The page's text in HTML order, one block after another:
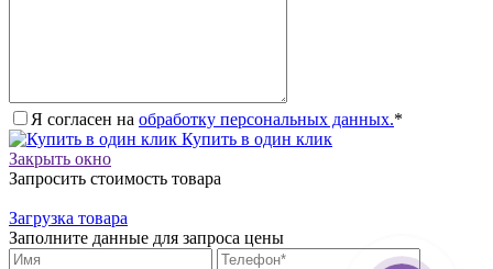
Я согласен на обработку персональных данных.*
Купить в один клик
Закрыть окно
Запросить стоимость товара
Загрузка товара
Заполните данные для запроса цены